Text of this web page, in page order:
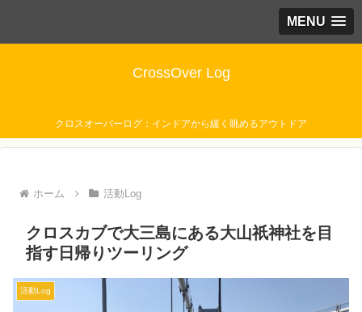
MENU
CrossOver Log
クロスオーバーログ：インドアから緩く眺めるアウトドア
ホーム 活動Log
クロスカブで大三島にある大山祇神社を目
指す日帰りツーリング
活動Log